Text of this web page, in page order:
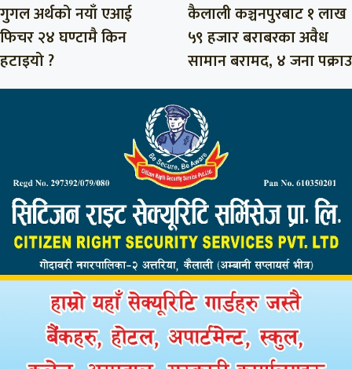
गुगल अर्थको नयाँ एआई
फिचर २४ घण्टामै किन
हटाइयो ?
कैलाली कञ्चनपुरबाट १ लाख
५९ हजार बराबरका अवैध
सामान बरामद, ४ जना पक्राउ